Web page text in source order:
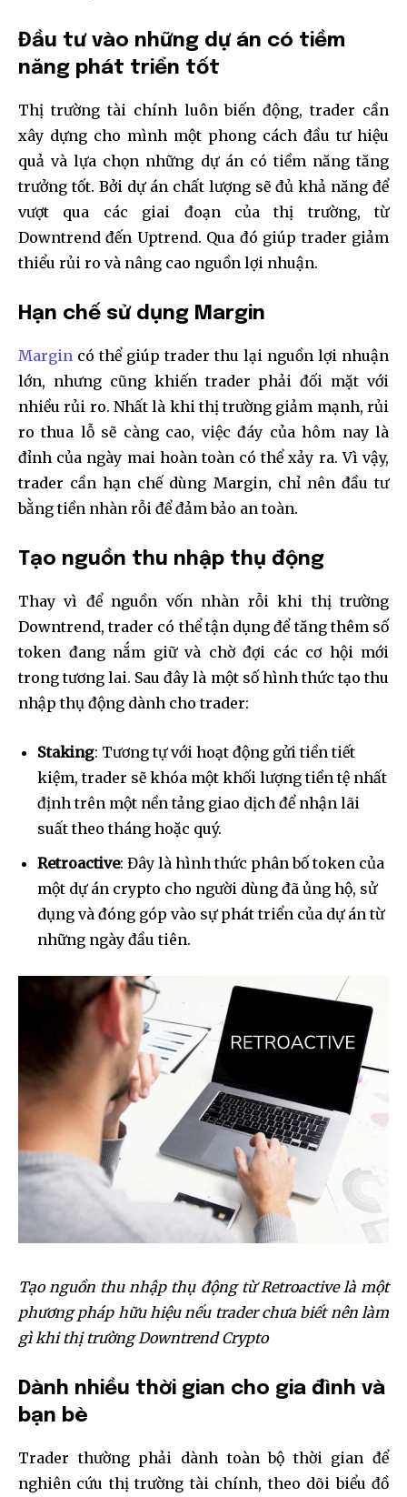
Đầu tư vào những dự án có tiềm
năng phát triển tốt
Thị trường tài chính luôn biến động, trader cần
xây dựng cho mình một phong cách đầu tư hiệu
quả và lựa chọn những dự án có tiềm năng tăng
trưởng tốt. Bởi dự án chất lượng sẽ đủ khả năng để
vượt qua các giai đoạn của thị trường, từ
Downtrend đến Uptrend. Qua đó giúp trader giảm
thiểu rủi ro và nâng cao nguồn lợi nhuận.
Hạn chế sử dụng Margin
Margin có thể giúp trader thu lại nguồn lợi nhuận
lớn, nhưng cũng khiến trader phải đối mặt với
nhiều rủi ro. Nhất là khi thị trường giảm mạnh, rủi
ro thua lỗ sẽ càng cao, việc đáy của hôm nay là
đỉnh của ngày mai hoàn toàn có thể xảy ra. Vì vậy,
trader cần hạn chế dùng Margin, chỉ nên đầu tư
bằng tiền nhàn rỗi để đảm bảo an toàn.
Tạo nguồn thu nhập thụ động
Thay vì để nguồn vốn nhàn rỗi khi thị trường
Downtrend, trader có thể tận dụng để tăng thêm số
token đang nắm giữ và chờ đợi các cơ hội mới
trong tương lai. Sau đây là một số hình thức tạo thu
nhập thụ động dành cho trader:
Staking: Tương tự với hoạt động gửi tiền tiết
kiệm, trader sẽ khóa một khối lượng tiền tệ nhất
định trên một nền tảng giao dịch để nhận lãi
suất theo tháng hoặc quý.
Retroactive: Đây là hình thức phân bố token của
một dự án crypto cho người dùng đã ủng hộ, sử
dụng và đóng góp vào sự phát triển của dự án từ
những ngày đầu tiên.
Tạo nguồn thu nhập thụ động từ Retroactive là một
phương pháp hữu hiệu nếu trader chưa biết nên làm
gì khi thị trường Downtrend Crypto
Dành nhiều thời gian cho gia đình và
bạn bè
Trader thường phải dành toàn bộ thời gian để
nghiên cứu thị trường tài chính, theo dõi biểu đồ